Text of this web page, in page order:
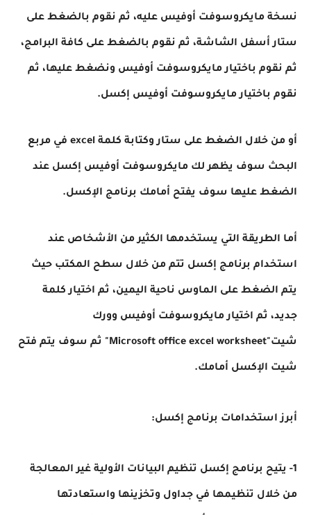
نسخة مايكروسوفت أوفيس عليه، ثم نقوم بالضغط على
ستار أسفل الشاشة، ثم نقوم بالضغط على كافة البرامج،
ثم نقوم باختيار مايكروسوفت أوفيس ونضغط عليها، ثم
نقوم باختيار مايكروسوفت أوفيس إكسل.
أو من خلال الضغط على ستار وكتابة كلمة excel في مربع
البحث سوف يظهر لك مايكروسوفت أوفيس إكسل عند
الضغط عليها سوف يفتح أمامك برنامج الإكسل.
أما الطريقة التي يستخدمها الكثير من الأشخاص عند
استخدام برنامج إكسل تتم من خلال سطح المكتب حيث
يتم الضغط على الماوس ناحية اليمين، ثم اختيار كلمة
جديد، ثم اختيار مايكروسوفت أوفيس وورك
شيت"Microsoft office excel worksheet" ثم سوف يتم فتح
شيت الإكسل أمامك.
أبرز استخدامات برنامج إكسل:
1- يتيح برنامج إكسل تنظيم البيانات الأولية غير المعالجة
من خلال تنظيمها في جداول وتخزينها واستعادتها